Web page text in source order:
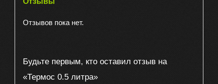
Отзывов пока нет.
Будьте первым, кто оставил отзыв на
«Термос 0.5 литра»